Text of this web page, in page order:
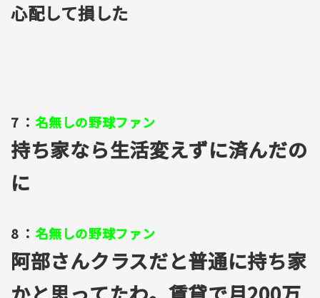
心配して損した
7 ：名無しの野球ファン
持ち家なら生活変えずに済んだの
に
8 ：名無しの野球ファン
阿部さんクラスだと普通に持ち家